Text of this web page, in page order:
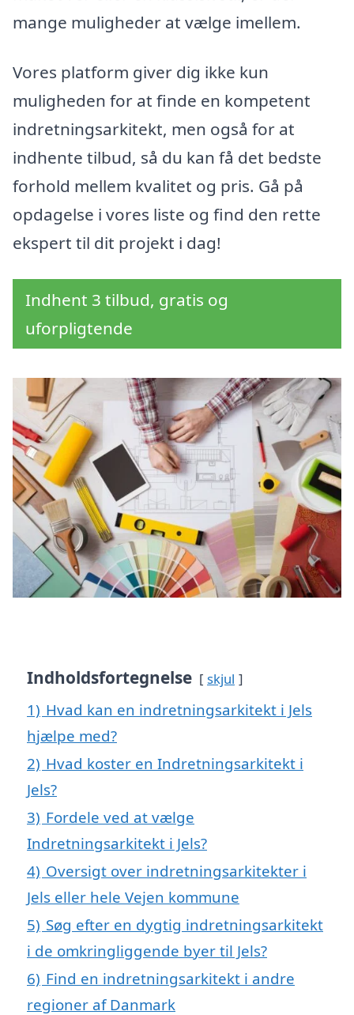
mange muligheder at vælge imellem.
Vores platform giver dig ikke kun
muligheden for at finde en kompetent
indretningsarkitekt, men også for at
indhente tilbud, så du kan få det bedste
forhold mellem kvalitet og pris. Gå på
opdagelse i vores liste og find den rette
ekspert til dit projekt i dag!
Indhent 3 tilbud, gratis og
uforpligtende
Indholdsfortegnelse skjul
1) Hvad kan en indretningsarkitekt i Jels
hjælpe med?
2) Hvad koster en Indretningsarkitekt i
Jels?
3) Fordele ved at vælge
Indretningsarkitekt i Jels?
4) Oversigt over indretningsarkitekter i
Jels eller hele Vejen kommune
5) Søg efter en dygtig indretningsarkitekt
i de omkringliggende byer til Jels?
6) Find en indretningsarkitekt i andre
regioner af Danmark